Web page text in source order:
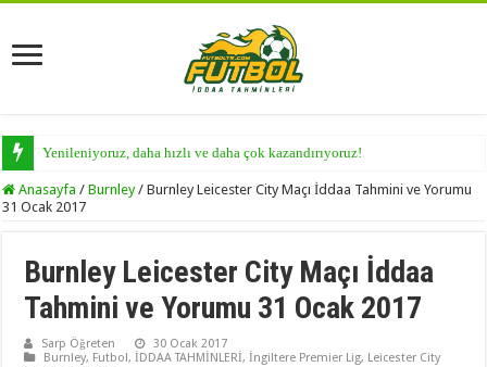
Yenileniyoruz, daha hızlı ve daha çok kazandırıyoruz!
Anasayfa / Burnley / Burnley Leicester City Maçı İddaa Tahmini ve Yorumu
31 Ocak 2017
Burnley Leicester City Maçı İddaa
Tahmini ve Yorumu 31 Ocak 2017
Sarp Öğreten
30 Ocak 2017
Burnley, Futbol,İDDAA TAHMİNLERİ,İngiltere Premier Lig, Leicester City